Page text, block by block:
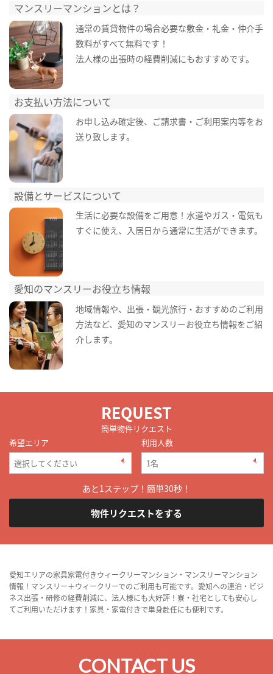
マンスリーマンションとは？
通常の賃貸物件の場合必要な敷金・礼金・仲介手
数料がすべて無料です！
法人様の出張時の経費削減にもおすすめです。
お支払い方法について
お申し込み確定後、ご請求書・ご利用案内等をお
送り致します。
設備とサービスについて
生活に必要な設備をご用意！水道やガス・電気も
すぐに使え、入居日から通常に生活ができます。
愛知のマンスリーお役立ち情報
地域情報や、出張・観光旅行・おすすめのご利用
方法など、愛知のマンスリーお役立ち情報をご紹
介します。
REQUEST
簡単物件リクエスト
希望エリア
利用人数
あと1ステップ！簡単30秒！
物件リクエストをする
愛知エリアの家具家電付きウィークリーマンション・マンスリーマンション
情報！マンスリー＋ウィークリーでのご利用も可能です。愛知への連泊・ビジ
ネス出張・研修の経費削減に、法人様にも大好評！寮・社宅としても安心し
てご利用いただけます！家具・家電付きで単身赴任にも便利です。
CONTACT US